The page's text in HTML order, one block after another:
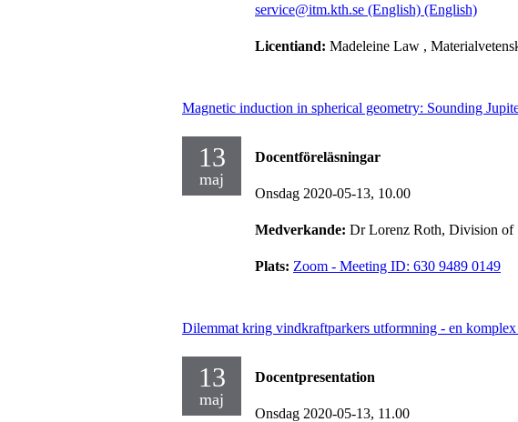
service@itm.kth.se (English) (English)
Licentiand: Madeleine Law ,
Magnetic induction in spherical geometry: Sounding
13
maj
Docentföreläsningar
Onsdag 2020-05-13, 10.00
Medverkande: Dr Lorenz Roth, Division of
Plats: Zoom - Meeting ID: 630 9489 0149
Dilemmat kring vindkraftparkers utformning - en
13
maj
Docentpresentation
Onsdag 2020-05-13, 11.00